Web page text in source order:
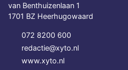
van Benthuizenlaan 1
1701 BZ Heerhugowaard
072 8200 600
redactie@xyto.nl
www.xyto.nl